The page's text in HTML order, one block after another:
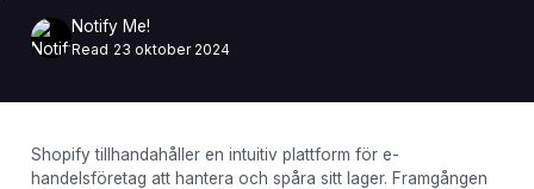
Notify Me!
Read 23 oktober 2024
Shopify tillhandahåller en intuitiv plattform för e-
handelsföretag att hantera och spåra sitt lager. Framgången